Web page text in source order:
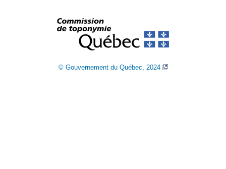
© Gouvernement du Québec, 2024